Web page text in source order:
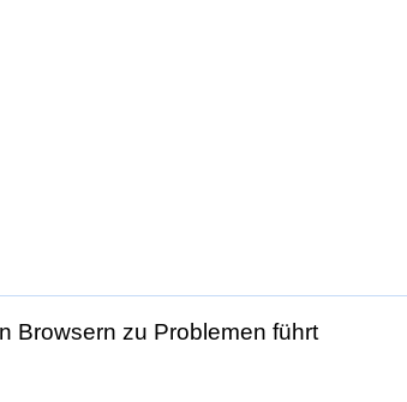
Browsern zu Problemen führt